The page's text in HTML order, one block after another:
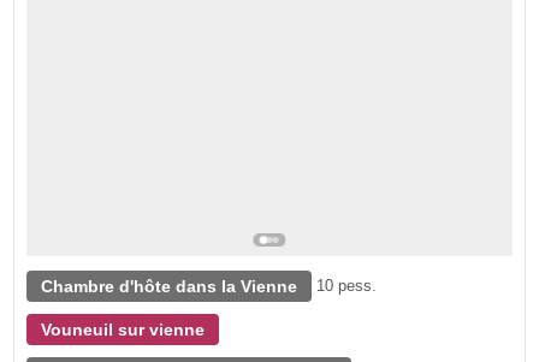
Chambre d'hôte dans la Vienne 10 pess.
Vouneuil sur vienne